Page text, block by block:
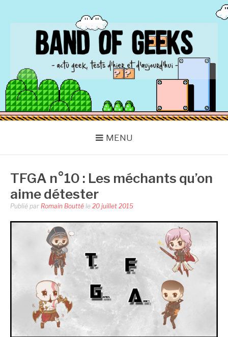
BAND OF GEEKS
Actu Geek d'hier et d'aujourd'hui
MENU
TFGA n°10 : Les méchants qu’on
aime détester
Publié par Romain Boutté le 20 juillet 2015